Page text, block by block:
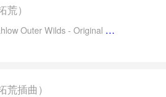
荒）
Outer Wilds - Original Soundtrack 专辑版
荒插曲）